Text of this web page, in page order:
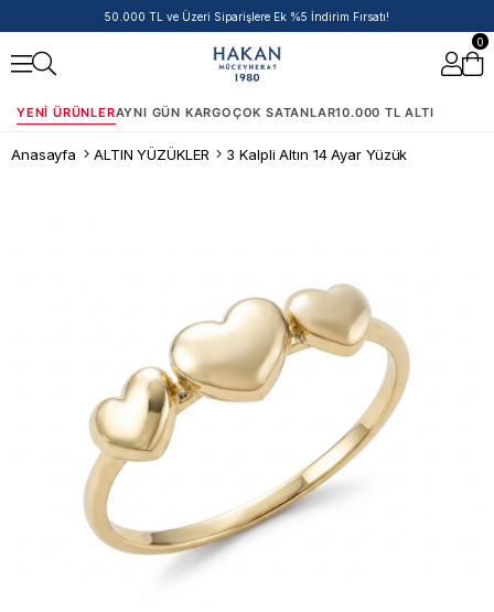
14 Ayar Ürünlerde Havale/EFT İndirimi
0
YENI ÜRÜNLERAYNI GÜN KARGOÇOK SATANLAR10.000 TL ALTI
Anasayfa ALTIN YÜZÜKLER 3 Kalpli Altın 14 Ayar Yüzük